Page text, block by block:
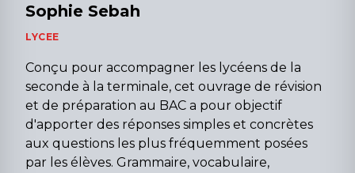
Sophie Sebah
LYCEE
Conçu pour accompagner les lycéens de la
seconde à la terminale, cet ouvrage de révision
et de préparation au BAC a pour objectif
d'apporter des réponses simples et concrètes
aux questions les plus fréquemment posées
par les élèves. Grammaire, vocabulaire,